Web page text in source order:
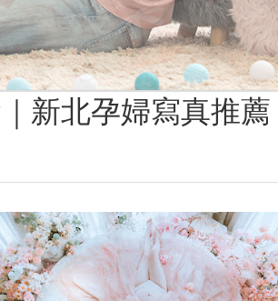
新北孕婦寫真推薦